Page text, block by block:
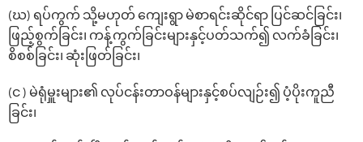
(ဃ) ရပ်ကွက် သို့မဟုတ် ကျေးရွာ မဲစာရင်းဆိုင်ရာ ပြင်ဆင်ခြင်း၊
ဖြည့်စွက်ခြင်း၊ ကန့်ကွက်ခြင်းများနှင့်ပတ်သက်၍ လက်ခံခြင်း၊
စိစစ်ခြင်း၊ ဆုံးဖြတ်ခြင်း၊
(င ) မဲရုံမှူးများ၏ လုပ်ငန်းတာဝန်များနှင့်စပ်လျဉ်း၍ ပံ့ပိုးကူညီ
ခြင်း၊